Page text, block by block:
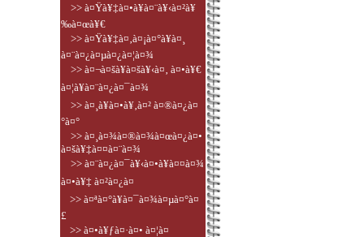
>> à¤Ÿà¥‡à¤•à¥à¤¨à¥‹à¤²à¥
‰à¤œà¥€
>> à¤Ÿà¥‡à¤‚à¤¡à¤°à¥à¤¸
à¤¨à¤¿à¤µà¤¿à¤¦à¤¾
>> à¤¬à¤šà¥à¤šà¥‹à¤‚ à¤•à¥€
à¤¦à¥à¤¨à¤¿à¤¯à¤¾
>> à¤¸à¥à¤•à¥‚à¤² à¤®à¤¿à¤
°à¤°
>> à¤¸à¤¾à¤®à¤¾à¤œà¤¿à¤•
à¤šà¥‡à¤¤à¤¨à¤¾
>> à¤¨à¤¿à¤¯à¥‹à¤•à¥à¤¤à¤¾
à¤•à¥‡ à¤²à¤¿à¤
>> à¤ªà¤°à¥à¤¯à¤¾à¤µà¤°à¤
£
>> à¤•à¥ƒà¤·à¤• à¤¦à¤